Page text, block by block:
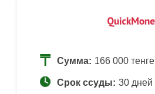
Сумма: 166 000 тенге
Срок ссуды: 30 дней